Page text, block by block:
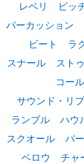
レベリ ピッ
パーカッション
ビート
ラ
スナール
スト
コール
サウンド・リ
ランブル
ハウ
スクオール
バ
ベロウ
チャ